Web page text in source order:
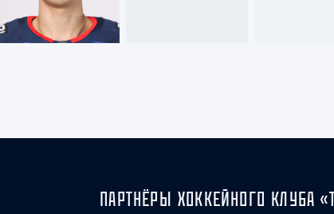
ПАРТНЁРЫ ХОККЕЙНОГО КЛУБА